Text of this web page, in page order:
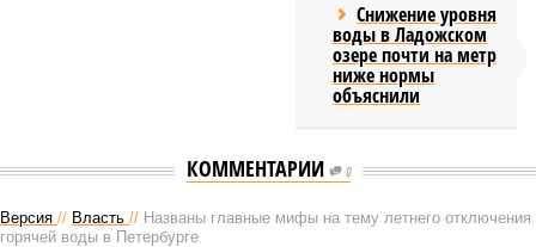
Снижение уровня
воды в Ладожском
озере почти на метр
ниже нормы
объяснили
КОММЕНТАРИИ 0
Версия // Власть // Названы главные мифы на тему летнего отключения
горячей воды в Петербурге